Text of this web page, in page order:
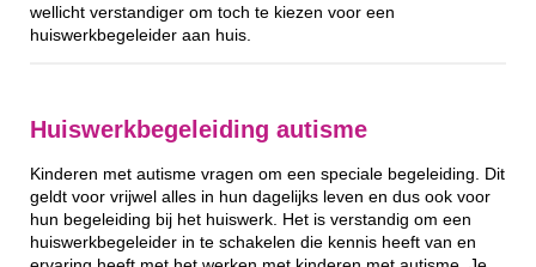
wellicht verstandiger om toch te kiezen voor een
huiswerkbegeleider aan huis.
Huiswerkbegeleiding autisme
Kinderen met autisme vragen om een speciale begeleiding. Dit
geldt voor vrijwel alles in hun dagelijks leven en dus ook voor
hun begeleiding bij het huiswerk. Het is verstandig om een
huiswerkbegeleider in te schakelen die kennis heeft van en